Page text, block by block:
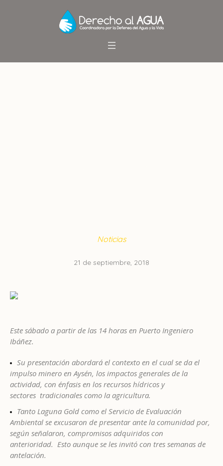
Noticias
21 de septiembre, 2018
Este sábado a partir de las 14 horas en Puerto Ingeniero
Ibáñez.
Su presentación abordará el contexto en el cual se da el
impulso minero en Aysén, los impactos generales de la
actividad, con énfasis en los recursos hídricos y
sectores tradicionales como la agricultura.
Tanto Laguna Gold como el Servicio de Evaluación
Ambiental se excusaron de presentar ante la comunidad por,
según señalaron, compromisos adquiridos con
anterioridad. Esto aunque se les invitó con tres semanas de
antelación.